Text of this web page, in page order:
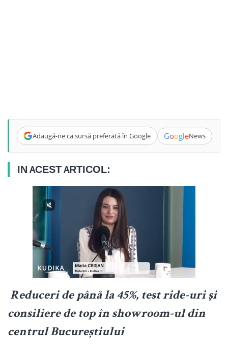
Adaugă-ne ca sursă preferată în Google GoogleNews
IN ACEST ARTICOL:
Reduceri de până la 45%, test ride-uri și
consiliere de top în showroom-ul din
centrul Bucureștiului